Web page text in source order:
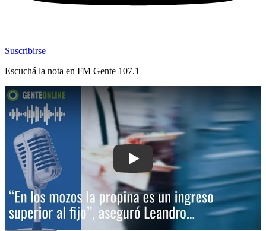
Suscribirse
Escuchá la nota en FM Gente 107.1
Play: “En los mozos la propina es un